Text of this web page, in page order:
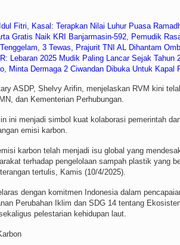
Fitri, Kasal: Terapkan Nilai Luhur Puasa
Gratis Naik KRI Banjarmasin-592, Pemudik
3 Tewas, Prajurit TNI AL Dihantam
Lebaran 2025 Mudik Paling Lancar Sejak Tahun
Minta Dermaga 2 Ciwandan Dibuka Untuk Kapal
ASDP, Shelvy Arifin, menjelaskan RVM kini
dan Kementerian Perhubungan.
ini menjadi simbol kuat kolaborasi pemerintah
emisi karbon.
karbon telah menjadi isu global yang
terhadap pengelolaan sampah plastik yang
tertulis, Kamis (10/4/2025).
dengan komitmen Indonesia dalam
Perubahan Iklim dan SDG 14 tentang
pelestarian kehidupan laut.